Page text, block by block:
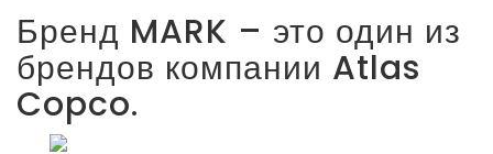
Бренд MARK – это один из
брендов компании Atlas
Copco.